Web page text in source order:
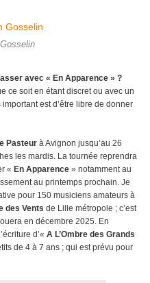
avec « En Apparence » ?
ce soit en étant discret ou avec un
est d’être libre de donner
Pasteur à Avignon jusqu’au 26
les mardis. La tournée reprendra
« En Apparence » notamment au
au printemps prochain. Je
pour 150 musiciens amateurs à
des Vents de Lille métropole ; c’est
en décembre 2025. En
d’« A L’Ombre des Grands
de 4 à 7 ans ; qui est prévu pour